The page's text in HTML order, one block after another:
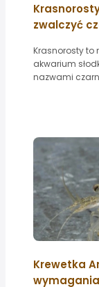
zwalczyć
Krasnorosty to
akwarium
nazwami
Krewetka